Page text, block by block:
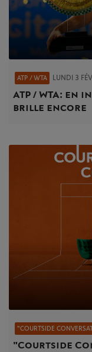
ATP / WTA LUNDI 3
ATP / WTA :
brille encore
"COURTSIDE
"Courtside